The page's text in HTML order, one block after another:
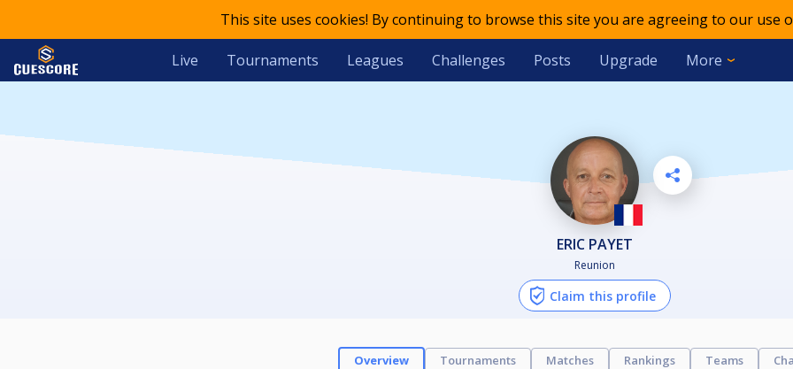
This site uses cookies! By continuing to browse this site you are agreeing to our use
Live Tournaments Leagues Challenges Posts Upgrade More
ERIC PAYET
Reunion
Claim this profile
Overview Tournaments Matches Rankings Teams